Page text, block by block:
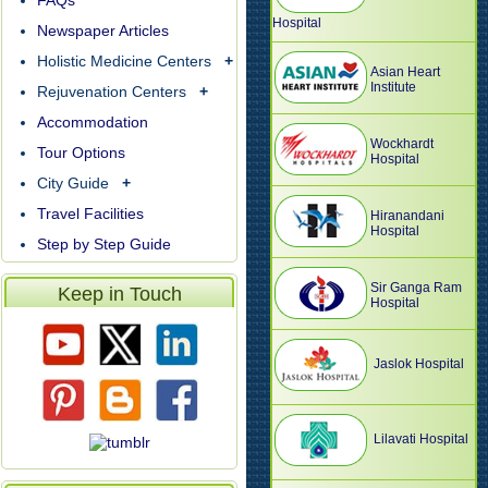
Hospital
Asian Heart
Institute
Wockhardt
Hospital
Hiranandani
Hospital
Sir Ganga Ram
Hospital
Jaslok Hospital
Lilavati Hospital
Newspaper Articles
Holistic Medicine Centers +
Rejuvenation Centers +
Accommodation
Tour Options
City Guide +
Travel Facilities
Step by Step Guide
Keep in Touch